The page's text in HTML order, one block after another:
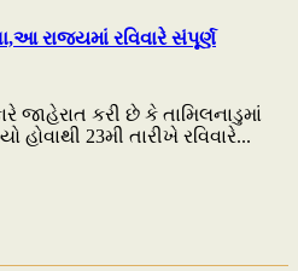
રાજ્યમાં રવિવારે સંપૂર્ણ
જાહેરાત કરી છે કે તામિલનાડુમાં
હોવાથી 23મી તારીખે રવિવારે...